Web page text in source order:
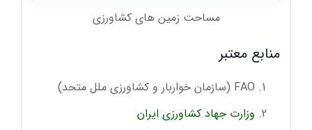
مساحت زمین های کشاورزی
منابع معتبر
FAO (سازمان خواربار و کشاورزی ملل متحد)
وزارت جهاد کشاورزی ایران